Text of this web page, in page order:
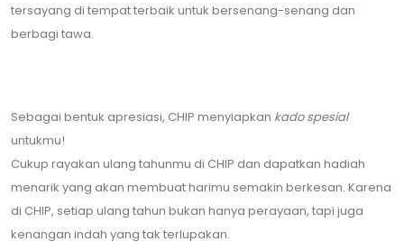
tersayang di tempat terbaik untuk bersenang-senang dan
berbagi tawa.
Sebagai bentuk apresiasi, CHIP menyiapkan kado spesial
untukmu!
Cukup rayakan ulang tahunmu di CHIP dan dapatkan hadiah
menarik yang akan membuat harimu semakin berkesan. Karena
di CHIP, setiap ulang tahun bukan hanya perayaan, tapi juga
kenangan indah yang tak terlupakan.